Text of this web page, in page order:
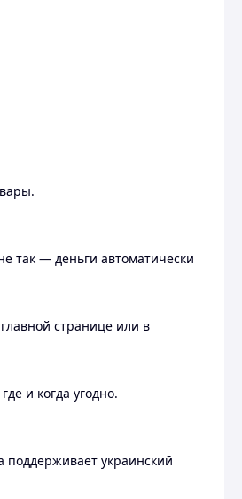
так — деньги автоматически
странице или в
и когда угодно.
украинский